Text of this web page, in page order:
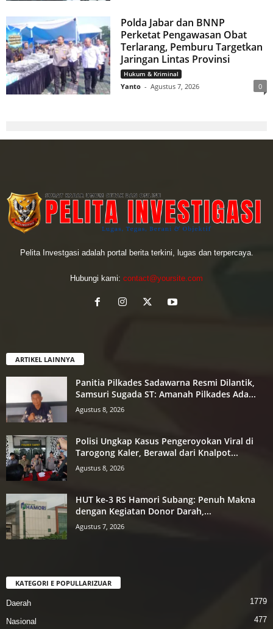
Polda Jabar dan BNNP
Perketat Pengawasan Obat
Terlarang, Pemburu Targetkan
Jaringan Lintas Provinsi
Hukum & Kriminal
Yanto - Agustus 7, 2026 0
Pelita Investgasi adalah portal berita terkini, lugas dan terpercaya.
Hubungi kami: contact@yoursite.com
ARTIKEL LAINNYA
Panitia Pilkades Sadawarna Resmi Dilantik,
Samsuri Sugada ST: Amanah Pilkades Ada...
Agustus 8, 2026
Polisi Ungkap Kasus Pengeroyokan Viral di
Tarogong Kaler, Berawal dari Knalpot...
Agustus 8, 2026
HUT ke-3 RS Hamori Subang: Penuh Makna
dengan Kegiatan Donor Darah,...
Agustus 7, 2026
KATEGORI E POPULLARIZUAR
Daerah 1779
Nasional 477